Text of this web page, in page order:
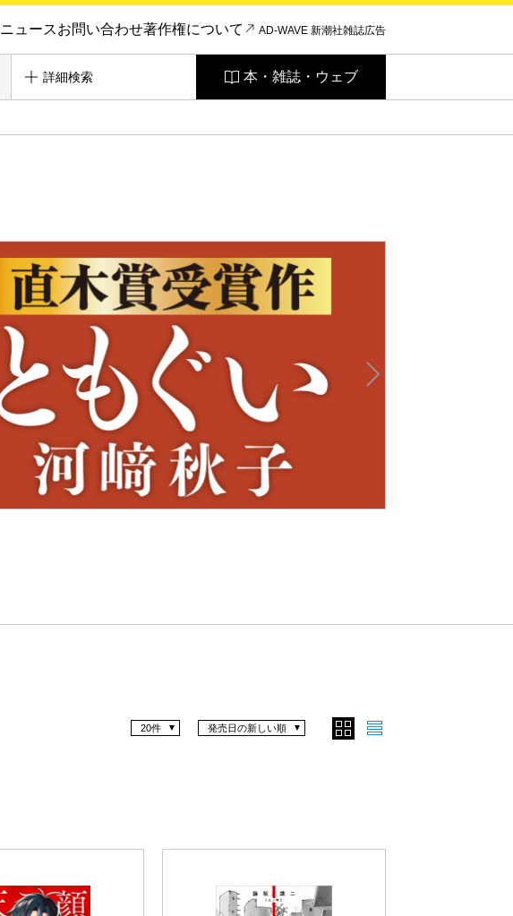
ニュースお問い合わせ著作権について AD-WAVE 新潮社雑誌広告
詳細検索 本・雑誌・ウェブ
発売日の新しい順
20件